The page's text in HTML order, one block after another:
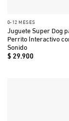
0-12 MESES
Juguete Super Dog
Perrito Interactivo
Sonido
$29.900